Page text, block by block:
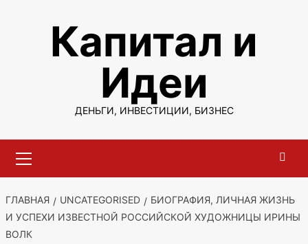
содержимомуКапитал и
Идеи
ДЕНЬГИ, ИНВЕСТИЦИИ, БИЗНЕС
меню
ГЛАВНАЯ UNCATEGORISED
БИОГРАФИЯ, ЛИЧНАЯ ЖИЗНЬ
И УСПЕХИ ИЗВЕСТНОЙ РОССИЙСКОЙ ХУДОЖНИЦЫ ИРИНЫ
ВОЛК